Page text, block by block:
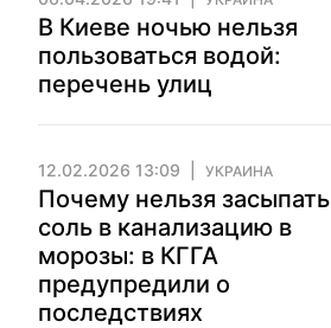
В Киеве ночью нельзя
пользоваться водой:
перечень улиц
12.02.2026 13:09 УКРАИНА
Почему нельзя засыпать
соль в канализацию в
морозы: в КГГА
предупредили о
последствиях